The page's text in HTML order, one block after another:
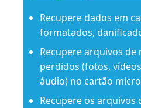
Recupere dados em
formatados,
Recupere arquivos de
perdidos (fotos,
áudio) no cartão micro
Recupere os arquivos